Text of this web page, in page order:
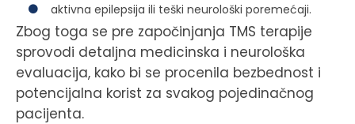
aktivna epilepsija ili teški neurološki poremećaji.
Zbog toga se pre započinjanja TMS terapije
sprovodi detaljna medicinska i neurološka
evaluacija, kako bi se procenila bezbednost i
potencijalna korist za svakog pojedinačnog
pacijenta.